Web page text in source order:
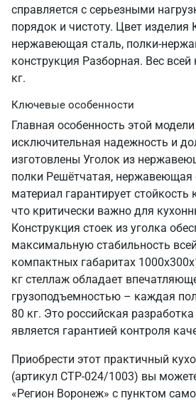
справляется с серьезными
порядок и чистоту. Цвет изделия
нержавеющая сталь, полки-
конструкция Разборная. Вес всей
кг.
Ключевые особенности
Главная особенность этой
исключительная надежность и
изготовлены Уголок из
полки Решётчатая, нержавеющая
материал гарантирует стойкость
что критически важно для
Конструкция стоек из уголка
максимальную стабильность
компактных габаритах
кг стеллаж обладает
грузоподъемностью – каждая
80 кг. Это российская
является гарантией контроля
Приобрести этот практичный
(артикул СТР-024/1003) вы
«Регион Воронеж» с пунктом